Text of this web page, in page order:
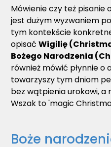
Mówienie czy też pisanie
jest dużym wyzwaniem
tym kontekście
opisaćWigilię
Bożego Narodzenia
również mówić płynnie
towarzyszy tym dniom
bez wątpienia urokowi, a
Wszak to 'magic
Boże